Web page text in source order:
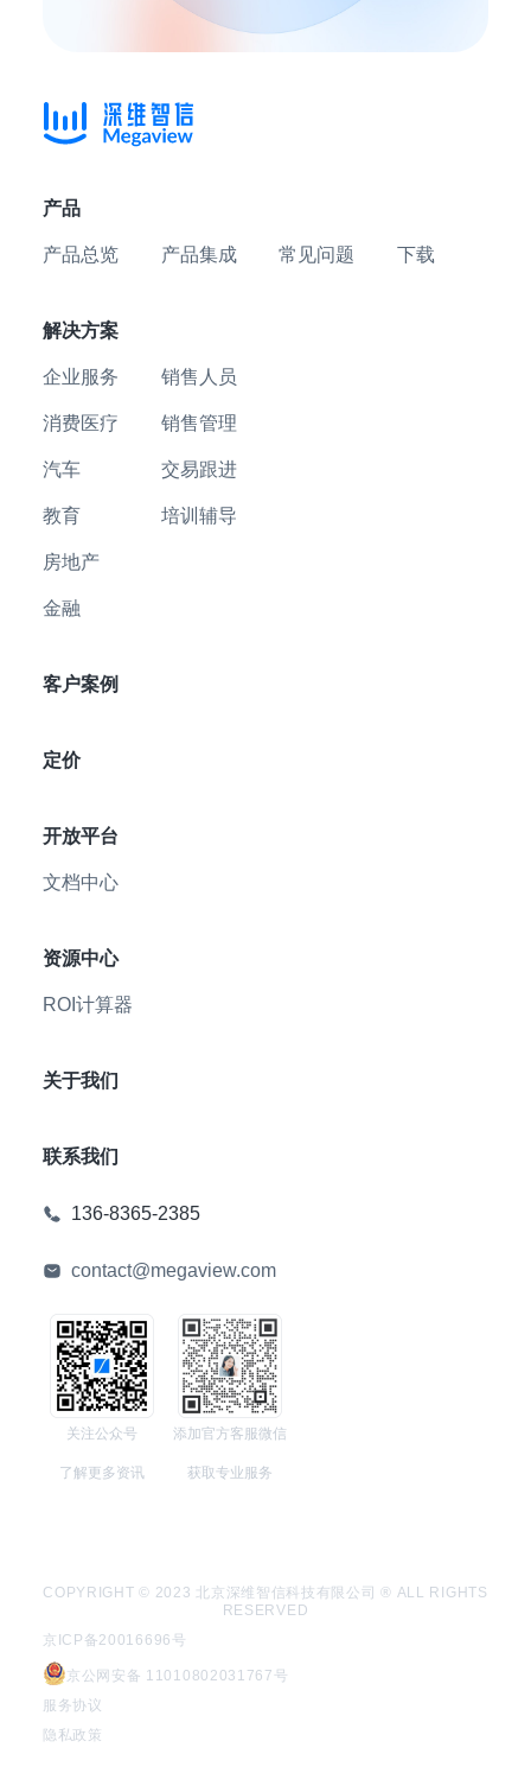
产品
产品总览 产品集成 常见问题 下载
解决方案
企业服务
消费医疗
汽车
教育
房地产
金融
销售人员
销售管理
交易跟进
培训辅导
客户案例
定价
开放平台
文档中心
资源中心
ROI计算器
关于我们
联系我们
136-8365-2385
contact@megaview.com
关注公众号
了解更多资讯
添加官方客服微信
获取专业服务
COPYRIGHT © 2023 北京深维智信科技有限公司 ® ALL RIGHTS
RESERVED
京ICP备20016696号
京公网安备 11010802031767号
服务协议
隐私政策